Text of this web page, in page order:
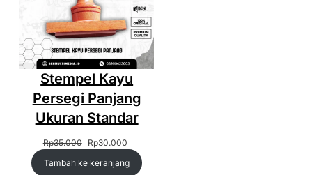
Stempel Kayu
Persegi Panjang
Ukuran Standar
Rp35.000
Harga
adalah:
Rp30.000
saat
Tambah ke keranjang